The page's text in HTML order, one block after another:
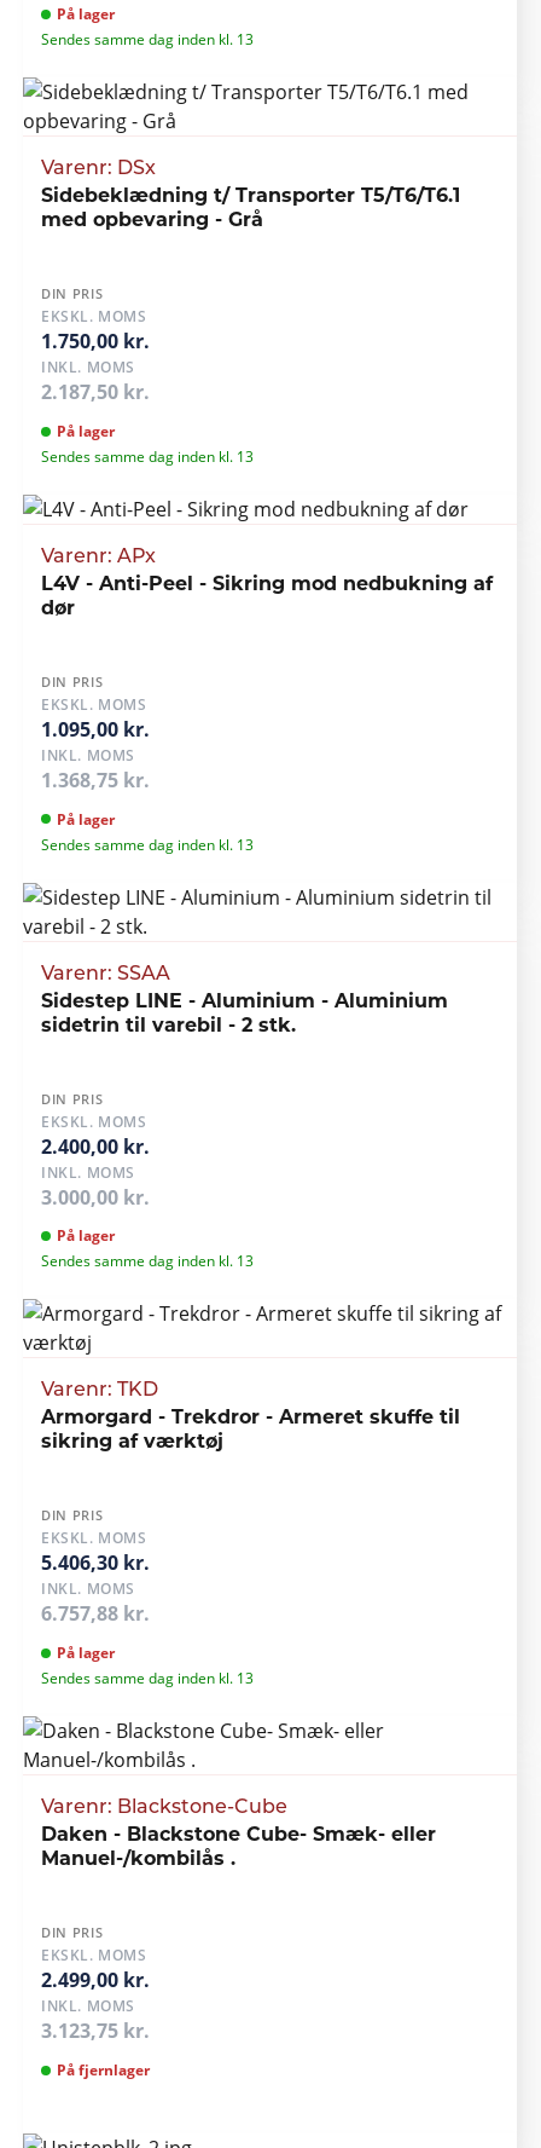
På lager
Sendes samme dag inden kl. 13
Varenr: DSx
Sidebeklædning t/ Transporter T5/T6/T6.1
med opbevaring - Grå
DIN PRIS
EKSKL. MOMS
1.750,00 kr.
INKL. MOMS
2.187,50 kr.
På lager
Sendes samme dag inden kl. 13
Varenr: APx
L4V - Anti-Peel - Sikring mod nedbukning af
dør
DIN PRIS
EKSKL. MOMS
1.095,00 kr.
INKL. MOMS
1.368,75 kr.
På lager
Sendes samme dag inden kl. 13
Varenr: SSAA
Sidestep LINE - Aluminium - Aluminium
sidetrin til varebil - 2 stk.
DIN PRIS
EKSKL. MOMS
2.400,00 kr.
INKL. MOMS
3.000,00 kr.
På lager
Sendes samme dag inden kl. 13
Varenr: TKD
Armorgard - Trekdror - Armeret skuffe til
sikring af værktøj
DIN PRIS
EKSKL. MOMS
5.406,30 kr.
INKL. MOMS
6.757,88 kr.
På lager
Sendes samme dag inden kl. 13
Varenr: Blackstone-Cube
Daken - Blackstone Cube- Smæk- eller
Manuel-/kombilås .
DIN PRIS
EKSKL. MOMS
2.499,00 kr.
INKL. MOMS
3.123,75 kr.
På fjernlager